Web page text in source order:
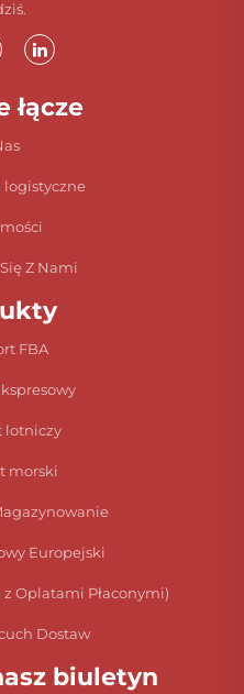
łącze
logistyczne
Z Nami
FBA
lotniczy
morski
Europejski
Oplatami Płaconymi)
Dostaw
biuletyn